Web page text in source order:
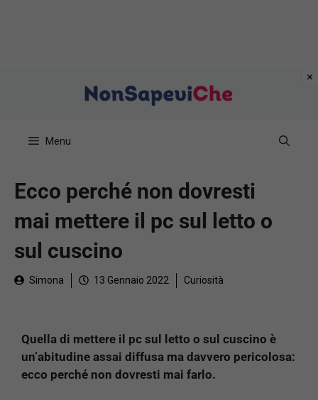
Menu
Ecco perché non dovresti
mai mettere il pc sul letto o
sul cuscino
Simona 13 Gennaio 2022 Curiosità
Quella di mettere il pc sul letto o sul cuscino è
un’abitudine assai diffusa ma davvero pericolosa:
ecco perché non dovresti mai farlo.